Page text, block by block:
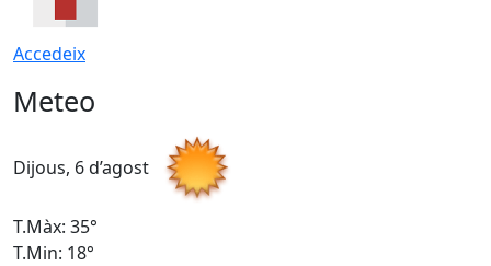
Accedeix
Meteo
Dijous, 6 d’agost
T.Màx: 35°
T.Min: 18°